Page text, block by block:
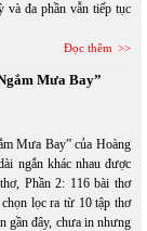
và đa phần vẫn tiếp tục
Đọc thêm
Mưa Bay”
Mưa Bay” của Hoàng
ngắn khác nhau được
Phần 2: 116 bài thơ
lọc ra từ 10 tập thơ
gần đây, chưa in nhưng